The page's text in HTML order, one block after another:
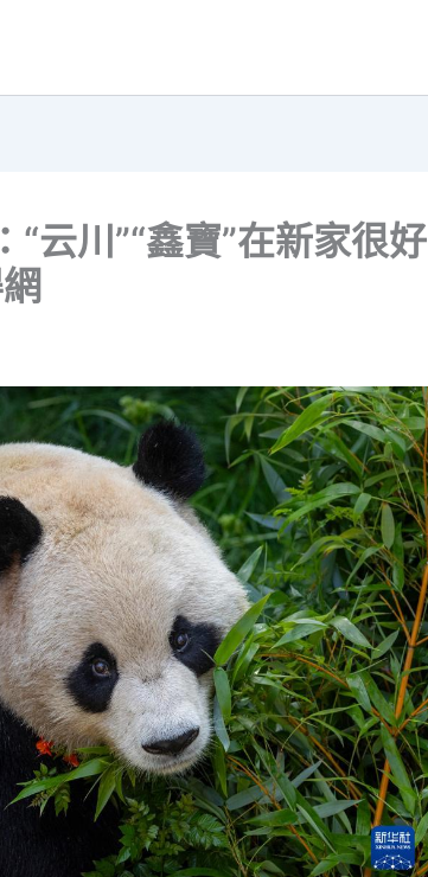
云川”“鑫寶”在新家很好